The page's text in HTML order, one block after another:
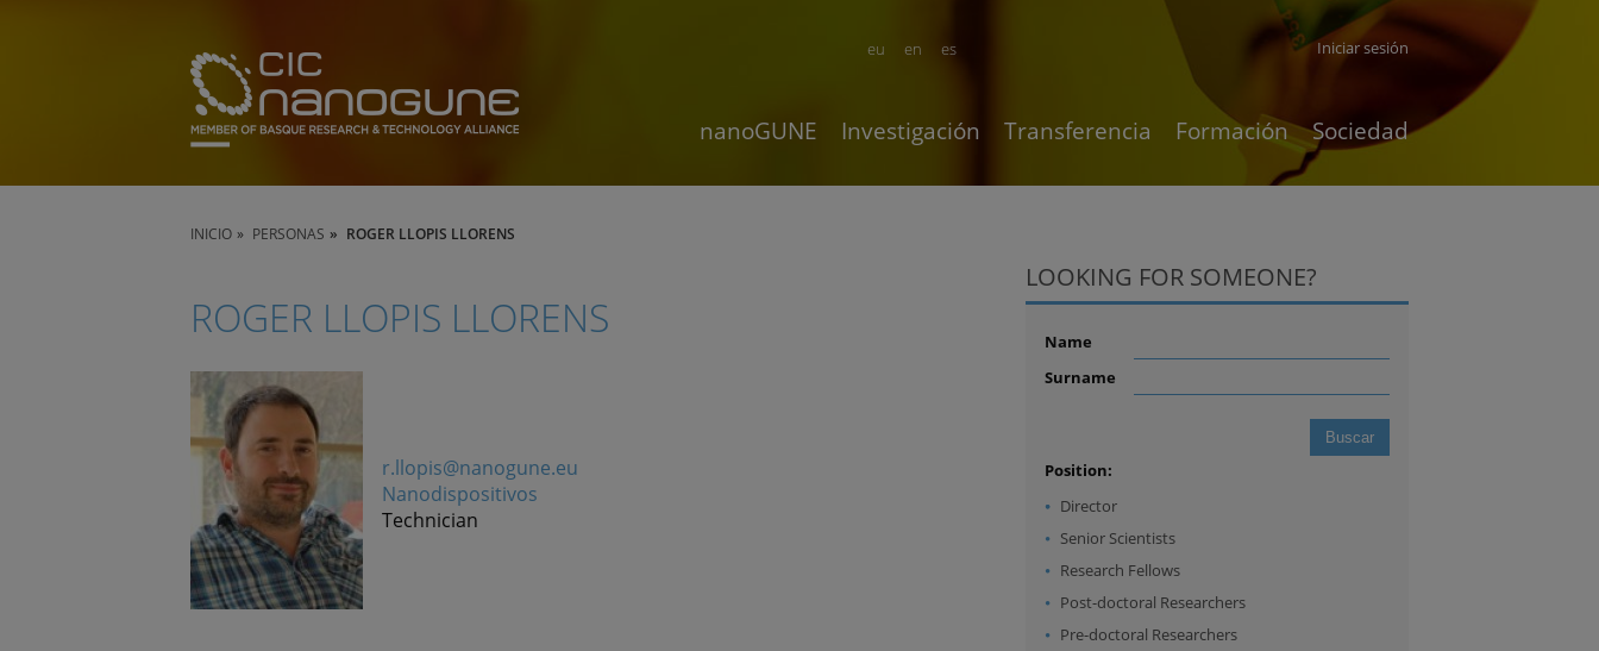
en es
eu Iniciar sesión
nanoGUNE Investigación Transferencia Formación Sociedad
INICIO PERSONAS ROGER LLOPIS LLORENS
ROGER LLOPIS LLORENS
r.llopis@nanogune.eu
Nanodispositivos
Technician
LOOKING FOR SOMEONE?
Name
Surname
Position:
Director
Senior Scientists
Research Fellows
Post-doctoral Researchers
Pre-doctoral Researchers